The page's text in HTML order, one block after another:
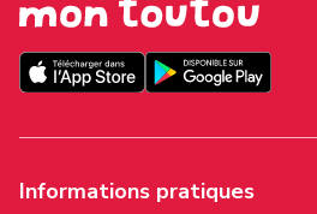
Informations pratiques